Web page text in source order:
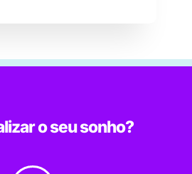
o seu sonho?